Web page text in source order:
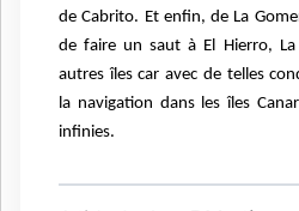
de Cabrito. Et enfin, de La
de faire un saut à El Hierro,
autres îles car avec de telles
la navigation dans les îles
infinies.